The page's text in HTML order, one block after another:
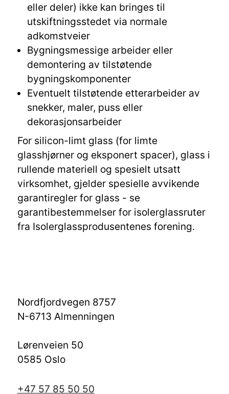
eller deler) ikke kan bringes til
utskiftningsstedet via normale
adkomstveier
Bygningsmessige arbeider eller
demontering av tilstøtende
bygningskomponenter
Eventuelt tilstøtende etterarbeider av
snekker, maler, puss eller
dekorasjonsarbeider
For silicon-limt glass (for limte
glasshjørner og eksponert spacer), glass i
rullende materiell og spesielt utsatt
virksomhet, gjelder spesielle avvikende
garantiregler for glass - se
garantibestemmelser for isolerglassruter
fra Isolerglassprodusentenes forening.
Nordfjordvegen 8757
N-6713 Almenningen
Lørenveien 50
0585 Oslo
+47 57 85 50 50